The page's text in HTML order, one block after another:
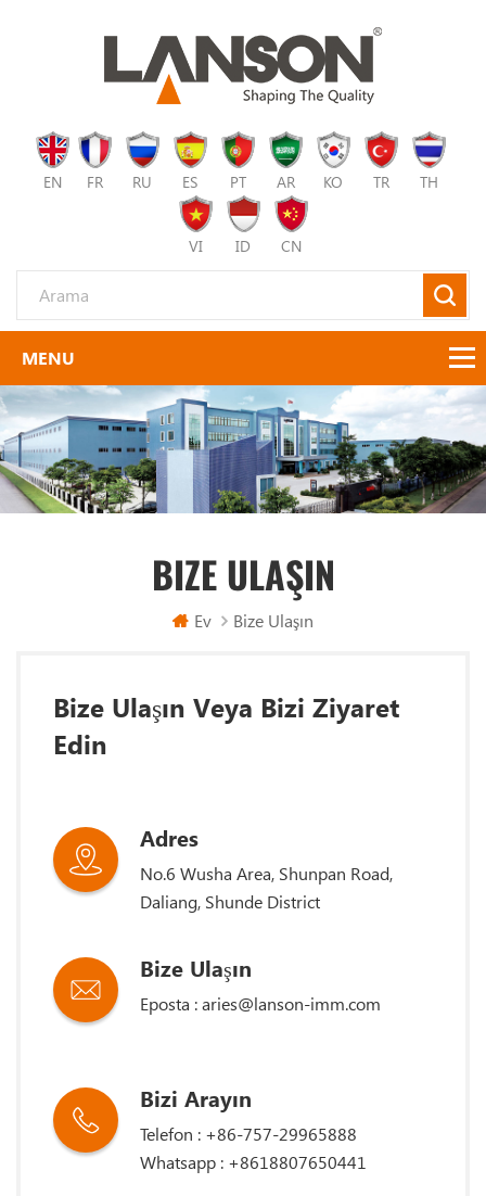
EN FR RU ES PT AR KO TR TH
VI ID CN
BIZE ULAŞIN
Ev Bize Ulaşın
Bize Ulaşın Veya Bizi Ziyaret
Edin
Adres
No.6 Wusha Area, Shunpan Road,
Daliang, Shunde District
Bize Ulaşın
Eposta :aries@lanson-imm.com
Bizi Arayın
Telefon : +86-757-29965888
Whatsapp : +8618807650441